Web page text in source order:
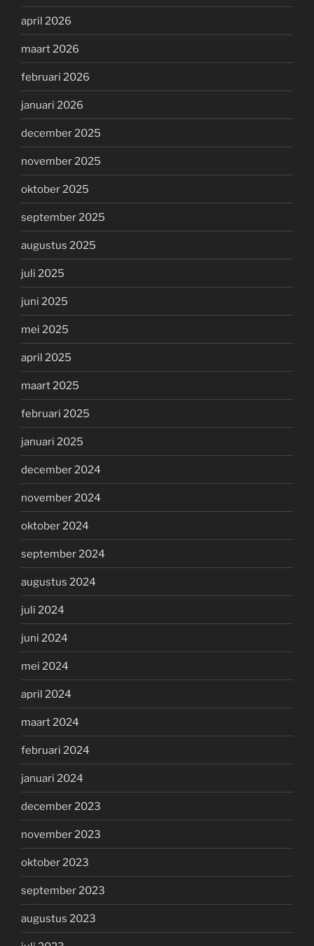
april 2026
maart 2026
februari 2026
januari 2026
december 2025
november 2025
oktober 2025
september 2025
augustus 2025
juli 2025
juni 2025
mei 2025
april 2025
maart 2025
februari 2025
januari 2025
december 2024
november 2024
oktober 2024
september 2024
augustus 2024
juli 2024
juni 2024
mei 2024
april 2024
maart 2024
februari 2024
januari 2024
december 2023
november 2023
oktober 2023
september 2023
augustus 2023